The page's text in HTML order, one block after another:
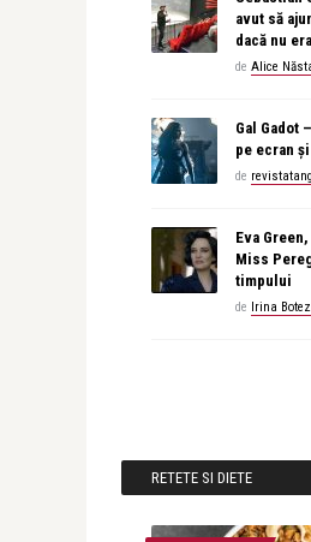
avut să
dacă nu
de Alice
Gal Gadot
pe ecran
de
Eva
Miss
timpului
de Irina
RETETE SI DIETE